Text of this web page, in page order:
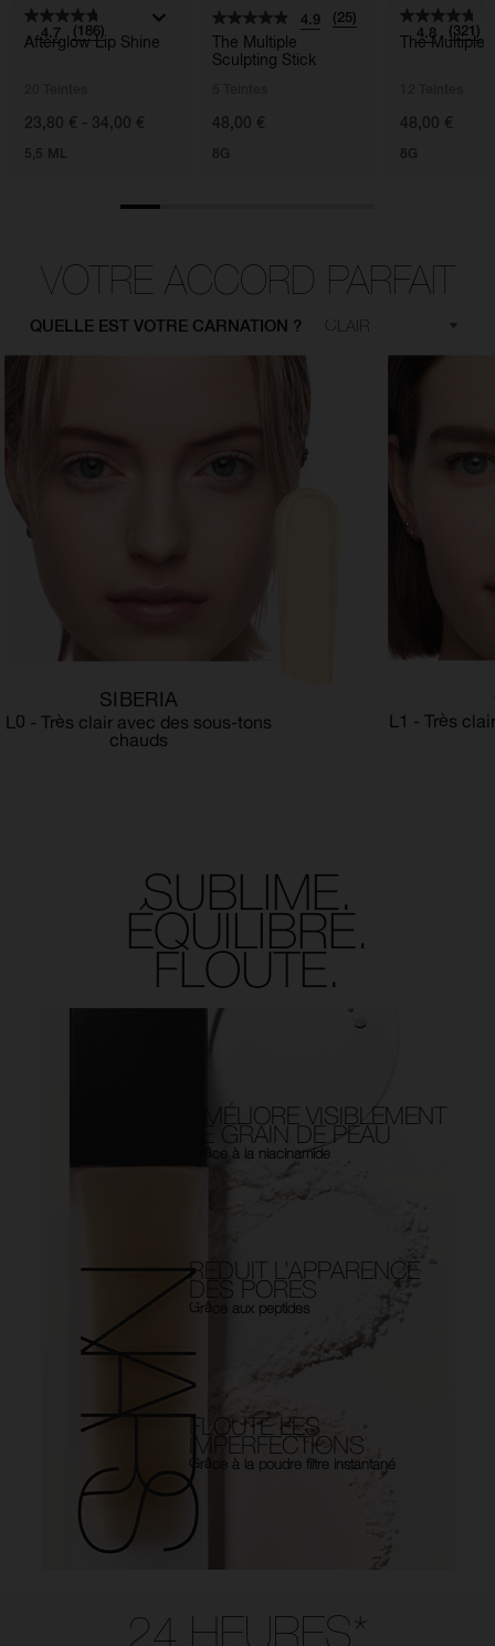
4.7 (186)
Afterglow Lip Shine
23,80 € - 34,00 €
5,5 ML
4.9 (25)
The Multiple
Sculpting Stick
48,00 €
8G
4.8 (321)
The Multiple
48,00 €
8G
VOTRE ACCORD PARFAIT
QUELLE EST VOTRE CARNATION ?
SIBERIA
L0 - Très clair avec des sous-tons
chauds
L1 - Très
SUBLIME.
ÉQUILIBRE.
FLOUTE.
AMÉLIORE VISIBLEMENT
LE GRAIN DE PEAU
Grâce à la niacinamide
RÉDUIT L’APPARENCE
DES PORES
Grâce aux peptides
FLOUTE LES
IMPERFECTIONS
Grâce à la poudre filtre instantané
24 HEURES*